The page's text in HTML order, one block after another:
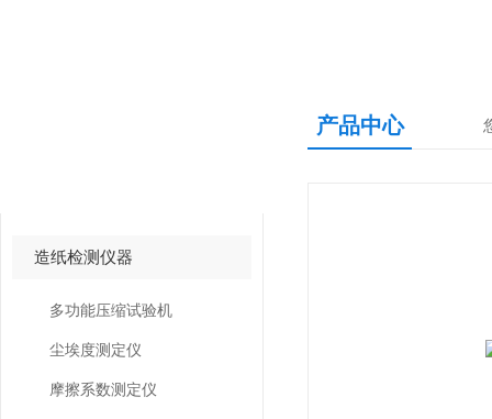
造纸检测仪器
多功能压缩试验机
尘埃度测定仪
摩擦系数测定仪
产品中心